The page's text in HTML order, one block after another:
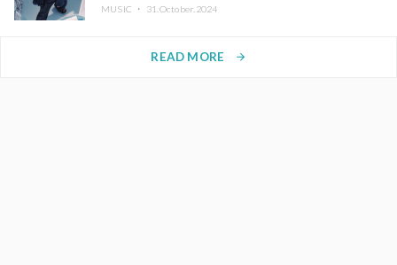
MUSIC ・ 31.October.2024
READ MORE arrow_forward